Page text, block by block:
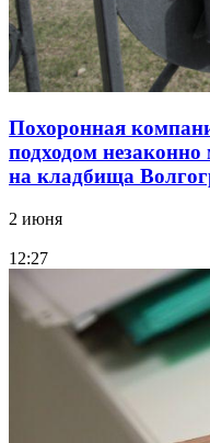
Похоронная
подходом
на кладбища
2 июня
12:27